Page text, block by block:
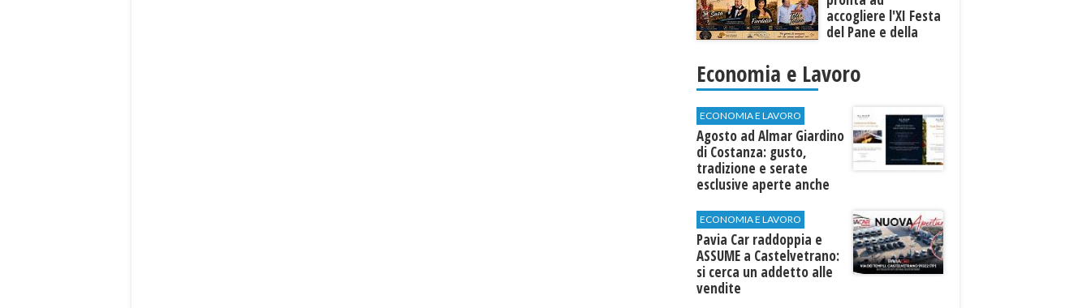
accogliere l'XI Festa
del Pane e della
Economia e Lavoro
ECONOMIA E LAVORO
Agosto ad Almar Giardino
di Costanza: gusto,
tradizione e serate
esclusive aperte anche
ECONOMIA E LAVORO
Pavia Car raddoppia e
ASSUME a Castelvetrano:
si cerca un addetto alle
vendite